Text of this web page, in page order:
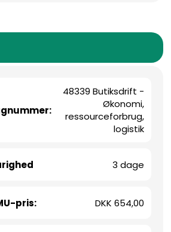
48339 Butiksdrift -
Økonomi,
ressourceforbrug,
logistik
3 dage
pris: DKK 654,00